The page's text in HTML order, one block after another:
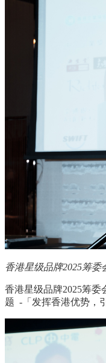
香港星级品牌2025筹委
香港星级品牌2025筹委
题 - 「发挥香港优势，